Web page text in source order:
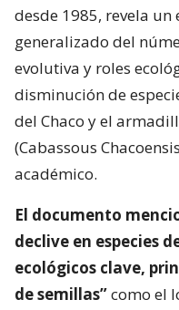
desde 1985, revela
generalizado del
evolutiva y roles
disminución de
del Chaco y el
(Cabassous
académico.
El documento
declive en especies
ecológicos clave,
de semillas”como el